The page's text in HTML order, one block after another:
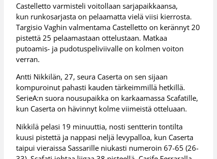
Castelletto varmisteli voitollaan sarjapaikkaansa,
kun runkosarjasta on pelaamatta vielä viisi kierrosta.
Targisio Vaghin valmentama Castelletto on kerännyt 20
pistettä 25 pelaamastaan ottelustaan. Matkaa
putoamis- ja pudotuspeliviivalle on kolmen voiton
verran.
Antti Nikkilän, 27, seura Caserta on sen sijaan
kompuroinut pahasti kauden tärkeimmillä hetkillä.
SerieA:n suora nousupaikka on karkaamassa Scafatille,
kun Caserta on hävinnyt kolme viimeistä otteluaan.
Nikkilä pelasi 19 minuuttia, nosti sentterin tontilta
kuusi pistettä ja nappasi neljä levypalloa, kun Caserta
taipui vieraissa Sassarille niukasti numeroin 67-65 (26-